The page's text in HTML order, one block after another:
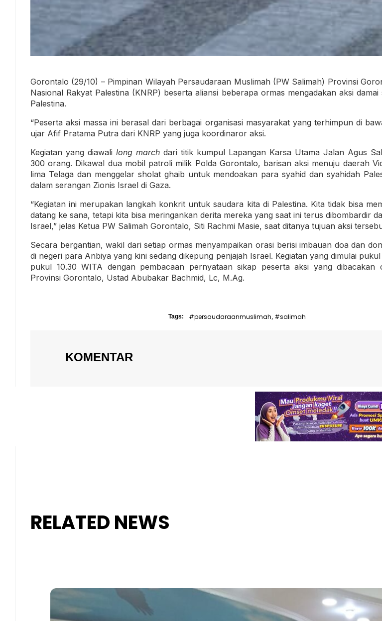
Gorontalo (29/10) – Pimpinan Wilayah Persaudaraan Muslimah (PW Salimah) Provinsi
Nasional Rakyat Palestina (KNRP) beserta aliansi beberapa ormas mengadakan aksi
Palestina.
“Peserta aksi massa ini berasal dari berbagai organisasi masyarakat yang terhimpun di
ujar Afif Pratama Putra dari KNRP yang juga koordinaror aksi.
Kegiatan yang diawali long march dari titik kumpul Lapangan Karsa Utama Jalan Agus
300 orang. Dikawal dua mobil patroli milik Polda Gorontalo, barisan aksi menuju daerah
lima Telaga dan menggelar sholat ghaib untuk mendoakan para syahid dan syahidah
dalam serangan Zionis Israel di Gaza.
“Kegiatan ini merupakan langkah konkrit untuk saudara kita di Palestina. Kita tidak bisa
datang ke sana, tetapi kita bisa meringankan derita mereka yang saat ini terus dibombardir
Israel,” jelas Ketua PW Salimah Gorontalo, Siti Rachmi Masie, saat ditanya tujuan aksi
Secara bergantian, wakil dari setiap ormas menyampaikan orasi berisi imbauan doa dan
di negeri para Anbiya yang kini sedang dikepung penjajah Israel. Kegiatan yang dimulai
pukul 10.30 WITA dengan pembacaan pernyataan sikap peserta aksi yang dibacakan
Provinsi Gorontalo, Ustad Abubakar Bachmid, Lc, M.Ag.
Tags: #persaudaraanmuslimah, #salimah
KOMENTAR
RELATED NEWS